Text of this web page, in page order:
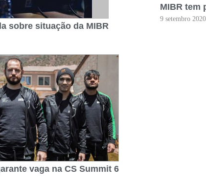
sobre situação da MIBR
MIBR tem
9 setembro 2020
vaga na CS Summit 6